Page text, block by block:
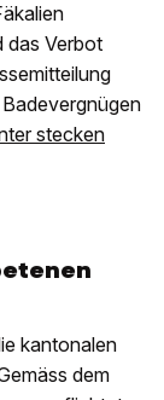
das Verbot
stecken
kantonalen
dem